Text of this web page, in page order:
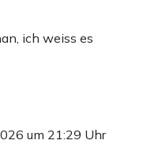
ich weiss es
um 21:29 Uhr